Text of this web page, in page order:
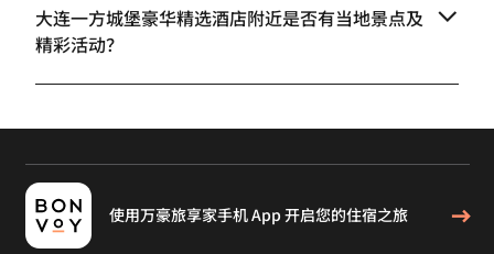
大连一方城堡豪华精选酒店附近是否有当地景点及
精彩活动？
使用万豪旅享家手机 App 开启您的住宿之旅